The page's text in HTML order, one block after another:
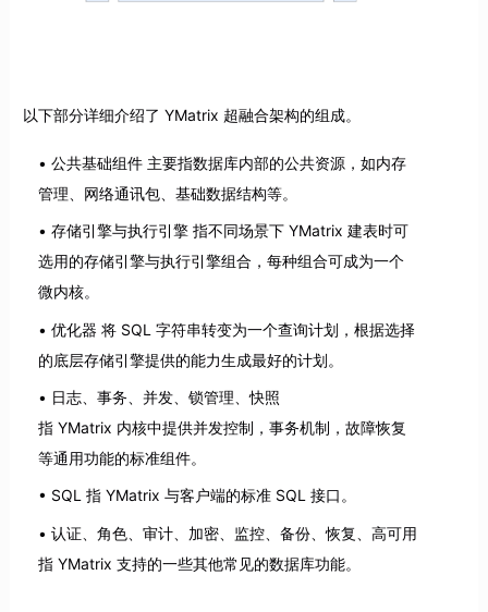
以下部分详细介绍了 YMatrix 超融合架构的组成。
公共基础组件 主要指数据库内部的公共资源，如内存
管理、网络通讯包、基础数据结构等。
存储引擎与执行引擎 指不同场景下 YMatrix 建表时可
选用的存储引擎与执行引擎组合，每种组合可成为一个
微内核。
优化器 将 SQL 字符串转变为一个查询计划，根据选择
的底层存储引擎提供的能力生成最好的计划。
日志、事务、并发、锁管理、快照
指 YMatrix 内核中提供并发控制，事务机制，故障恢复
等通用功能的标准组件。
SQL 指 YMatrix 与客户端的标准 SQL 接口。
认证、角色、审计、加密、监控、备份、恢复、高可用
指 YMatrix 支持的一些其他常见的数据库功能。